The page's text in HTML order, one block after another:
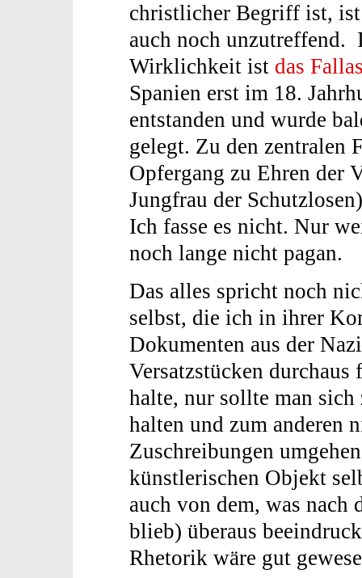
christlicher Begriff ist,
auch noch unzutreffend.
Wirklichkeit ist das
Spanien erst im 18.
entstanden und wurde
gelegt. Zu den zentralen
Opfergang zu Ehren der
Jungfrau der
Ich fasse es nicht. Nur
noch lange nicht pagan.
Das alles spricht noch
selbst, die ich in ihrer
Dokumenten aus der
Versatzstücken durchaus
halte, nur sollte man
halten und zum
Zuschreibungen
künstlerischen Objekt
auch von dem, was nach
blieb) überaus
Rhetorik wäre gut